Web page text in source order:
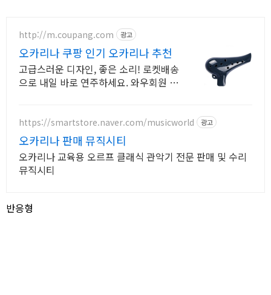
http://m.coupang.com 광고
오카리나 쿠팡 인기 오카리나 추천
고급스러운 디자인, 좋은 소리! 로켓배송
으로 내일 바로 연주하세요. 와우회원 무
https://smartstore.naver.com/musicworld 광고
오카리나 판매 뮤직시티
오카리나 교육용 오르프 클래식 관악기 전문 판매 및 수리
뮤직시티
반응형